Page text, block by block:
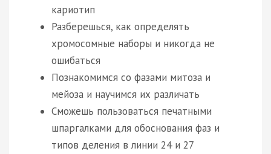
кариотип
Разберешься, как определять
хромосомные наборы и никогда не
ошибаться
Познакомимся со фазами митоза и
мейоза и научимся их различать
Сможешь пользоваться печатными
шпаргалками для обоснования фаз и
типов деления в линии 24 и 27